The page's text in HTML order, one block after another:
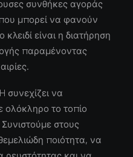
συνθήκες αγοράς
μπορεί να φανούν
είναι η διατήρηση
παραμένοντας
συνεχίζει να
ολόκληρο το τοπίο
στους
ποιότητα, να